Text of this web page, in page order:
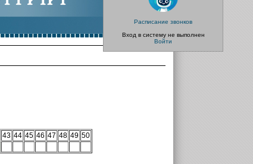
Расписание звонков
Вход в систему не выполнен
Войти
43 44 45 46 47 48 49 50